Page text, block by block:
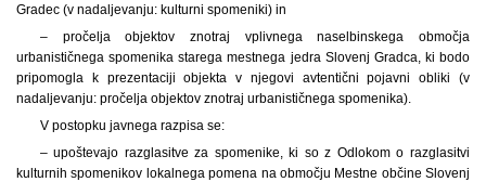
Gradec (v nadaljevanju: kulturni spomeniki) in
– pročelja objektov znotraj vplivnega naselbinskega območja
urbanističnega spomenika starega mestnega jedra Slovenj Gradca, ki bodo
pripomogla k prezentaciji objekta v njegovi avtentični pojavni obliki (v
nadaljevanju: pročelja objektov znotraj urbanističnega spomenika).
V postopku javnega razpisa se:
– upoštevajo razglasitve za spomenike, ki so z Odlokom o razglasitvi
kulturnih spomenikov lokalnega pomena na območju Mestne občine Slovenj